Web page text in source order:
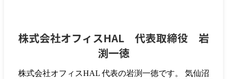
株式会社オフィスHAL 代表取締役 岩
渕一徳
株式会社オフィスHAL 代表の岩渕一徳です。 気仙沼